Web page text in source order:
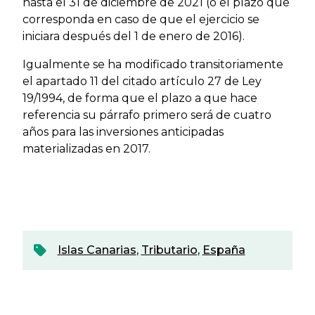
corresponda en caso de que el ejercicio se
iniciara después del 1 de enero de 2016).
Igualmente se ha modificado transitoriamente
el apartado 11 del citado artículo 27 de Ley
19/1994, de forma que el plazo a que hace
referencia su párrafo primero será de cuatro
años para las inversiones anticipadas
materializadas en 2017.
Islas Canarias, Tributario, España